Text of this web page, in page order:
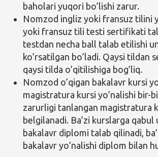
baholari yuqori bo’lishi zarur.
Nomzod ingliz yoki fransuz tilini
yoki fransuz tili testi sertifikati
testdan necha ball talab etilishi
ko’rsatilgan bo’ladi. Qaysi
qaysi tilda o’qitilishiga bog’liq.
Nomzod o’qigan bakalavr kursi
magistratura kursi yo’nalishi bir-
zarurligi tanlangan magistratura
belgilanadi. Ba’zi kurslarga qabul
bakalavr diplomi talab qilinadi,
bakalavr yo’nalishi diplom bilan